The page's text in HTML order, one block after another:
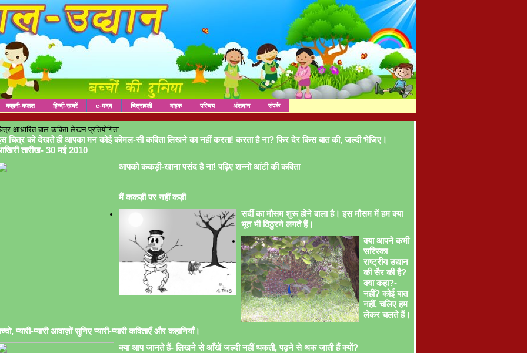
कहानी-कलश हिन्दी-ख़बरें e-मदद चित्रावली वाहक परिचय अंशदान संपर्क
आधारित बाल कविता लेखन प्रतियोगिता
चित्र को देखते ही आपका मन कोई कोमल-सी कविता लिखने का नहीं करता! करता है ना? फिर देर किस बात की, जल्दी भेजिए।
तारीख- 30 मई 2010
आपको ककड़ी-खाना पसंद है ना! पढ़िए शन्नो आंटी की कविता
मैं ककड़ी पर नहीं कड़ी
सर्दी का मौसम शुरू होने वाला है। इस मौसम में हम क्या
भूत भी ठिठुरने लगते हैं।
क्या आपने कभी
सरिस्का
राष्ट्रीय उद्यान
की सैर की है?
क्या कहा?-
नहीं? कोई बात
नहीं, चलिए हम
लेकर चलते हैं।
प्यारी-प्यारी आवाज़ों सुनिए प्यारी-प्यारी कविताएँ और कहानियाँ।
क्या आप जानते हैं- लिखने से आँखें जल्दी नहीं थकती, पढ़ने से थक जाती हैं क्यों?